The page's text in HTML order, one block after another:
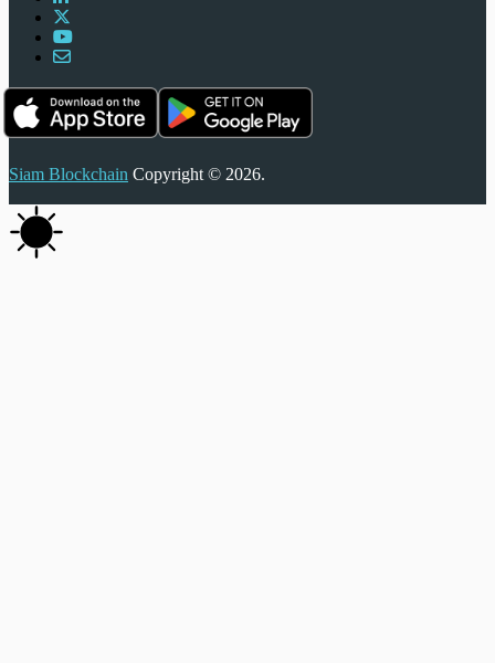
Siam Blockchain Copyright © 2026.